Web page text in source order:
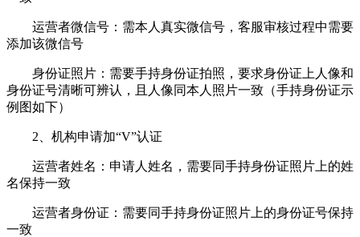
运营者微信号：需本人真实微信号，客服审核过程中需要
添加该微信号
身份证照片：需要手持身份证拍照，要求身份证上人像和
身份证号清晰可辨认，且人像同本人照片一致（手持身份证示
例图如下）
2、机构申请加“V”认证
运营者姓名：申请人姓名，需要同手持身份证照片上的姓
名保持一致
运营者身份证：需要同手持身份证照片上的身份证号保持
一致